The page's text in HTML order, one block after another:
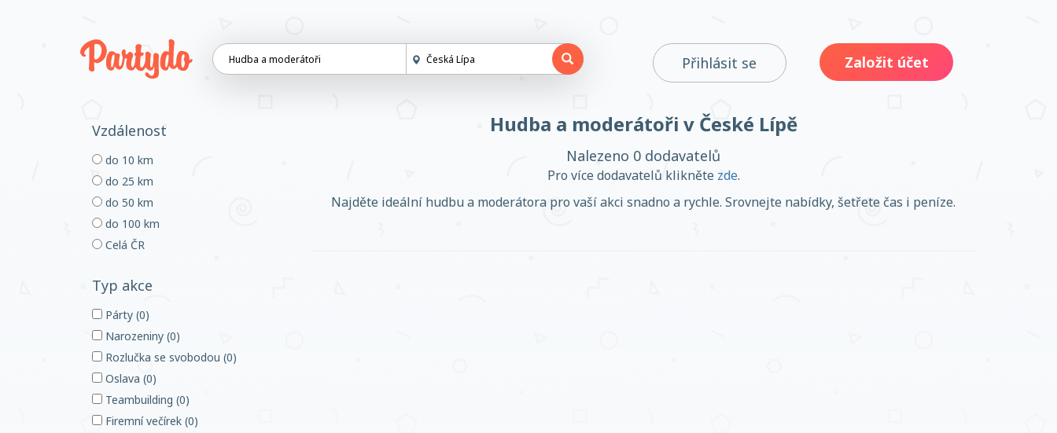
Přihlásit se Založit účet
Vzdálenost
do 10 km
do 25 km
do 50 km
do 100 km
Celá ČR
Typ akce
Párty (0)
Narozeniny (0)
Rozlučka se svobodou (0)
Oslava (0)
Teambuilding (0)
Firemní večírek (0)
Hudba a moderátoři v České Lípě
Nalezeno 0 dodavatelů
Pro více dodavatelů klikněte zde.
Najděte ideální hudbu a moderátora pro vaší akci snadno a rychle. Srovnejte nabídky, šetřete čas i peníze.